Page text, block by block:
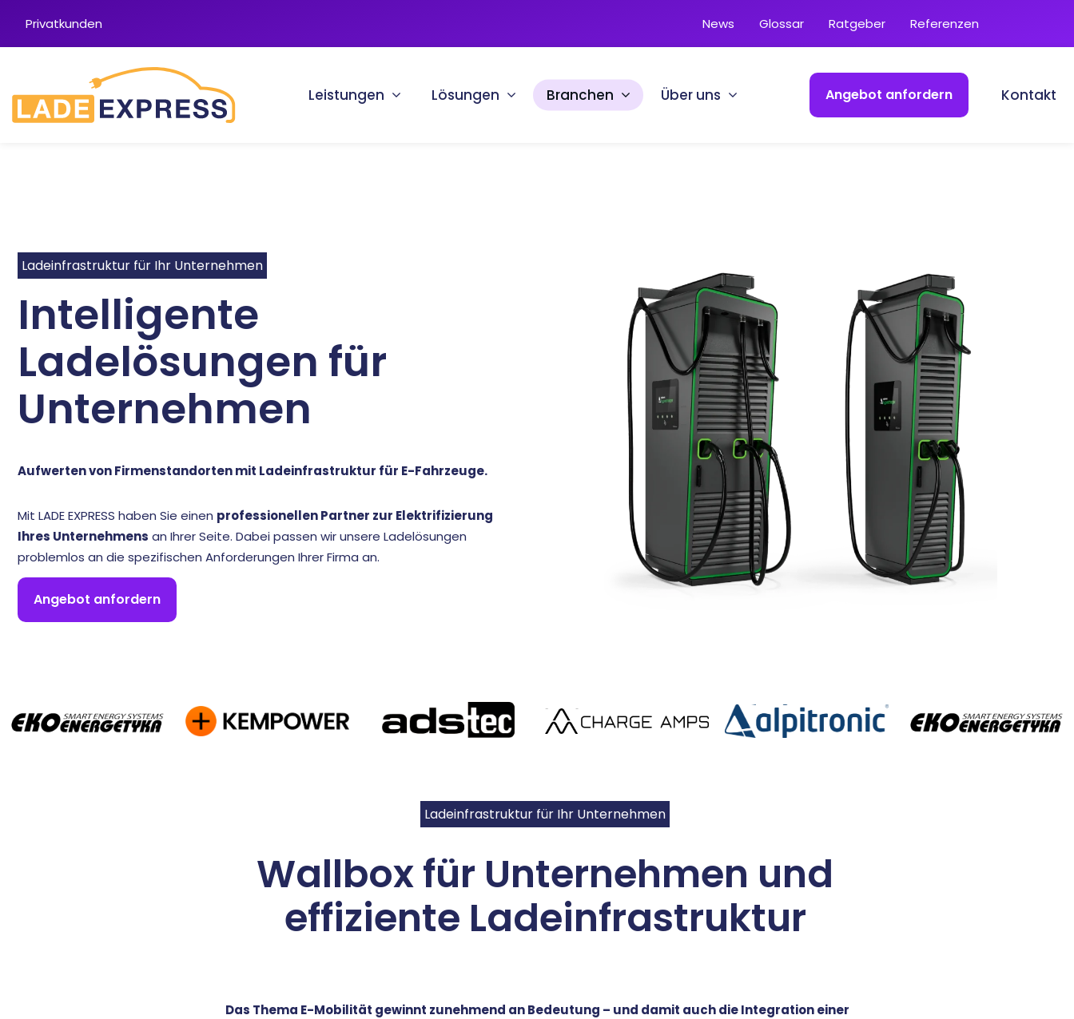
Privatkunden News Glossar Ratgeber Referenzen
Leistungen Lösungen Branchen Über uns Angebot anfordern Kontakt
Ladeinfrastruktur für Ihr Unternehmen
Intelligente
Ladelösungen für
Unternehmen
Aufwerten von Firmenstandorten mit Ladeinfrastruktur für E-Fahrzeuge.
Mit LADE EXPRESS haben Sie einen professionellen Partner zur Elektrifizierung
Ihres Unternehmens an Ihrer Seite. Dabei passen wir unsere Ladelösungen
problemlos an die spezifischen Anforderungen Ihrer Firma an.
Angebot anfordern
Ladeinfrastruktur für Ihr Unternehmen
Wallboxfür Unternehmen und
effiziente Ladeinfrastruktur
Das Thema E-Mobilität gewinnt zunehmend an Bedeutung – und damit auch die Integration einer